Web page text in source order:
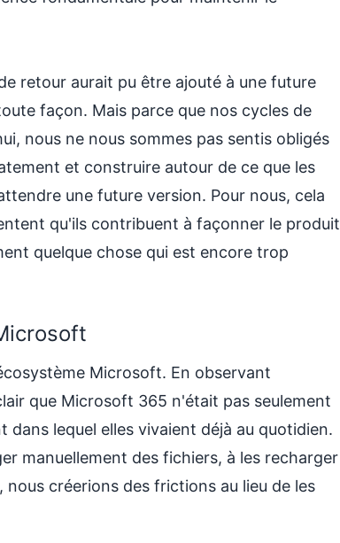
retour aurait pu être ajouté à une future
façon. Mais parce que nos cycles de
nous ne nous sommes pas sentis obligés
et construire autour de ce que les
une future version. Pour nous, cela
qu'ils contribuent à façonner le produit
quelque chose qui est encore trop
Microsoft. En observant
que Microsoft 365 n'était pas seulement
lequel elles vivaient déjà au quotidien.
manuellement des fichiers, à les recharger
créerions des frictions au lieu de les